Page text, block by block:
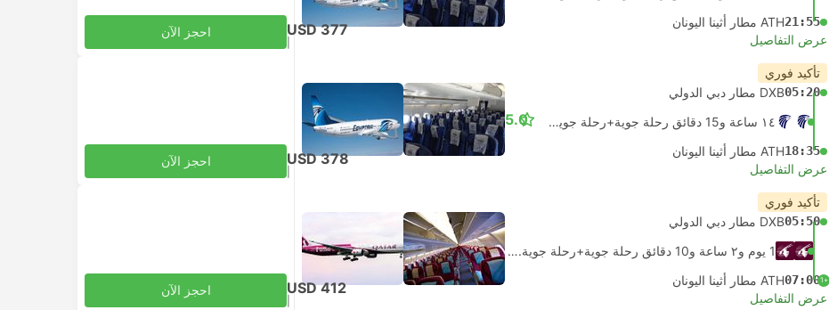
21:55ATH مطار أثينا اليونان
عرض التفاصيل
USD 377 احجز الآن
تأكيد فوري
05:20DXB مطار دبي الدولي
١٤ ساعة و‫15 دقائق رحلة جوية+رحلة جوية.
الاتصال الذاتي
18:35ATH مطار أثينا اليونان
5.0
عرض التفاصيل
USD 378 احجز الآن
تأكيد فوري
05:50DXB مطار دبي الدولي
1 يوم و٢ ساعة و‫10 دقائق رحلة جوية+رحلة جوية.الاتصال الذاتي
+1
07:00ATH مطار أثينا اليونان
عرض التفاصيل
USD 412 احجز الآن